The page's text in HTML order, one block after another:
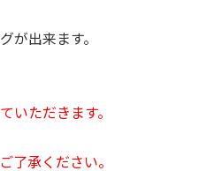
が出来ます。
いただきます。
了承ください。